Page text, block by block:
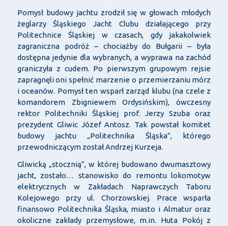
Pomysł budowy jachtu zrodził się w głowach młodych
żeglarzy Śląskiego Jacht Clubu działającego przy
Politechnice Śląskiej w czasach, gdy jakakolwiek
zagraniczna podróż – chociażby do Bułgarii – była
dostępna jedynie dla wybranych, a wyprawa na zachód
graniczyła z cudem. Po pierwszym grupowym rejsie
zapragnęli oni spełnić marzenie o przemierzaniu mórz
i oceanów. Pomysł ten wsparł zarząd klubu (na czele z
komandorem Zbigniewem Ordysińskim), ówczesny
rektor Politechniki Śląskiej prof. Jerzy Szuba oraz
prezydent Gliwic Józef Antosz. Tak powstał komitet
budowy jachtu „Politechnika Śląska”, którego
przewodniczącym został Andrzej Kurzeja.
Gliwicką „stocznią”, w której budowano dwumasztowy
jacht, zostało… stanowisko do remontu lokomotyw
elektrycznych w Zakładach Naprawczych Taboru
Kolejowego przy ul. Chorzowskiej. Prace wsparła
finansowo Politechnika Śląska, miasto i Almatur oraz
okoliczne zakłady przemysłowe, m.in. Huta Pokój z